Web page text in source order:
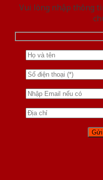
Vui lòng nhập thông